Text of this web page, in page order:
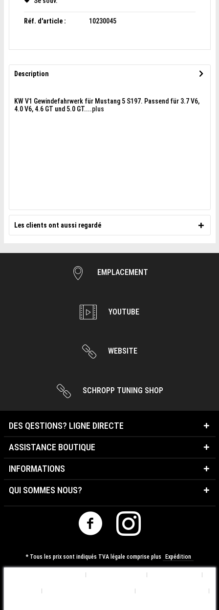
Réf. d'article : 10230045
Description
KW V1 Gewindefahrwerk für Mustang 5 S197. Passend für 3.7 V6,
4.0 V6, 4.6 GT und 5.0 GT....plus
Les clients ont aussi regardé
EMPLACEMENT
YOUTUBE
WEBSITE
SCHROPP TUNING SHOP
DES QESTIONS? LIGNE DIRECTE
ASSISTANCE BOUTIQUE
INFORMATIONS
QUI SOMMES NOUS?
* Tous les prix sont indiqués TVA légale comprise plus Expédition